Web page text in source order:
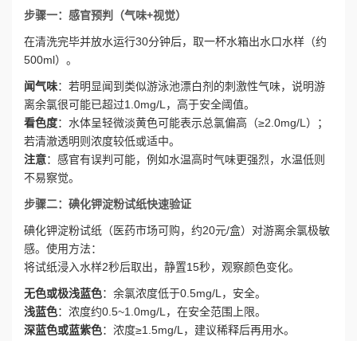
步骤一：感官预判（气味+视觉）
在清洗完毕并放水运行30分钟后，取一杯水箱出水口水样（约
500ml）。
闻气味：若明显闻到类似游泳池漂白剂的刺激性气味，说明游
离余氯很可能已超过1.0mg/L，高于安全阈值。
看色度：水体呈轻微淡黄色可能表示总氯偏高（≥2.0mg/L）；
若清澈透明则浓度较低或适中。
注意：感官有误判可能，例如水温高时气味更强烈，水温低则
不易察觉。
步骤二：碘化钾淀粉试纸快速验证
碘化钾淀粉试纸（医药市场可购，约20元/盒）对游离余氯极敏
感。使用方法：
将试纸浸入水样2秒后取出，静置15秒，观察颜色变化。
无色或极浅蓝色：余氯浓度低于0.5mg/L，安全。
浅蓝色：浓度约0.5~1.0mg/L，在安全范围上限。
深蓝色或蓝紫色：浓度≥1.5mg/L，建议稀释后再用水。